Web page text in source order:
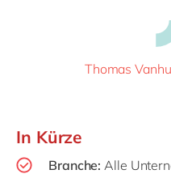
Thomas
In Kürze
Branche: Alle